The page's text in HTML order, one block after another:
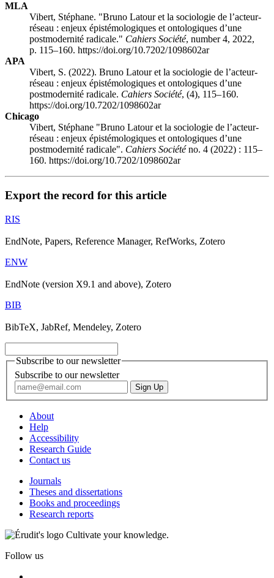
MLA
Vibert, Stéphane. "Bruno Latour et la sociologie de l’acteur-
réseau : enjeux épistémologiques et ontologiques d’une
postmodernité radicale." Cahiers Société, number 4, 2022,
p. 115–160. https://doi.org/10.7202/1098602ar
APA
Vibert, S. (2022). Bruno Latour et la sociologie de l’acteur-
réseau : enjeux épistémologiques et ontologiques d’une
postmodernité radicale. Cahiers Société, (4), 115–160.
https://doi.org/10.7202/1098602ar
Chicago
Vibert, Stéphane "Bruno Latour et la sociologie de l’acteur-
réseau : enjeux épistémologiques et ontologiques d’une
postmodernité radicale". Cahiers Sociéténo. 4 (2022) : 115–
160. https://doi.org/10.7202/1098602ar
Export the record for this article
RIS
EndNote, Papers, Reference Manager, RefWorks, Zotero
ENW
EndNote (version X9.1 and above), Zotero
BIB
BibTeX, JabRef, Mendeley, Zotero
Subscribe to our newsletter
Subscribe to our newsletter
About
Help
Accessibility
Research Guide
Contact us
Journals
Theses and dissertations
Books and proceedings
Research reports
Cultivate your knowledge.
Follow us